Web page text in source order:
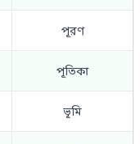
পূরণ
পূতিকা
ভূমি